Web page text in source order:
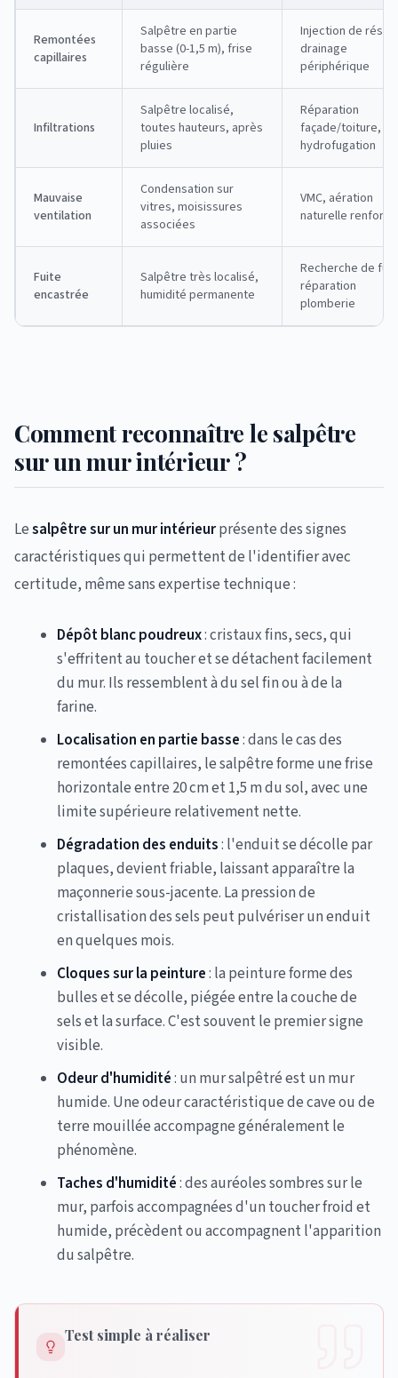
Remontées
capillaires
Salpêtre en partie
basse (0-1,5 m), frise
régulière
Injection de
drainage
périphérique
Infiltrations
Salpêtre localisé,
toutes hauteurs, après
pluies
Réparation
façade/toiture,
hydrofugation
Mauvaise
ventilation
Condensation sur
vitres, moisissures
associées
VMC, aération
naturelle
Fuite
encastrée
Salpêtre très localisé,
humidité permanente
Recherche de
réparation
plomberie
Comment reconnaître le salpêtre
sur un mur intérieur ?
Lesalpêtre sur un mur intérieurprésente des signes
caractéristiques qui permettent de l'identifier avec
certitude, même sans expertise technique :
Dépôt blanc poudreux: cristaux fins, secs, qui
s'effritent au toucher et se détachent facilement
du mur. Ils ressemblent à du sel fin ou à de la
farine.
Localisation en partie basse: dans le cas des
remontées capillaires, le salpêtre forme une frise
horizontale entre 20 cm et 1,5 m du sol, avec une
limite supérieure relativement nette.
Dégradation des enduits: l'enduit se décolle par
plaques, devient friable, laissant apparaître la
maçonnerie sous-jacente. La pression de
cristallisation des sels peut pulvériser un enduit
en quelques mois.
Cloques sur la peinture: la peinture forme des
bulles et se décolle, piégée entre la couche de
sels et la surface. C'est souvent le premier signe
visible.
Odeur d'humidité: un mur salpêtré est un mur
humide. Une odeur caractéristique de cave ou de
terre mouillée accompagne généralement le
phénomène.
Taches d'humidité: des auréoles sombres sur le
mur, parfois accompagnées d'un toucher froid et
humide, précèdent ou accompagnent l'apparition
du salpêtre.
Test simple à réaliser